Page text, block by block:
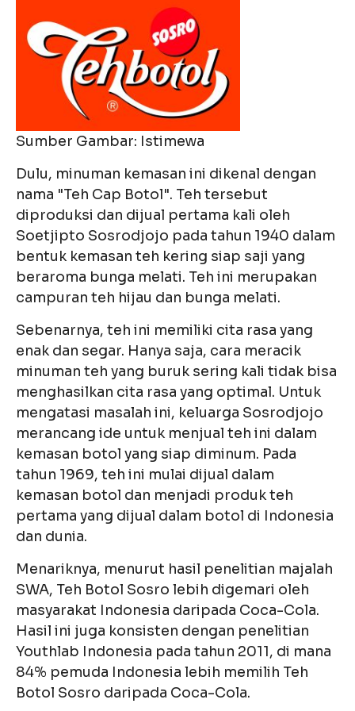
Sumber Gambar: Istimewa
Dulu, minuman kemasan ini dikenal dengan
nama "Teh Cap Botol". Teh tersebut
diproduksi dan dijual pertama kali oleh
Soetjipto Sosrodjojo pada tahun 1940 dalam
bentuk kemasan teh kering siap saji yang
beraroma bunga melati. Teh ini merupakan
campuran teh hijau dan bunga melati.
Sebenarnya, teh ini memiliki cita rasa yang
enak dan segar. Hanya saja, cara meracik
minuman teh yang buruk sering kali tidak bisa
menghasilkan cita rasa yang optimal. Untuk
mengatasi masalah ini, keluarga Sosrodjojo
merancang ide untuk menjual teh ini dalam
kemasan botol yang siap diminum. Pada
tahun 1969, teh ini mulai dijual dalam
kemasan botol dan menjadi produk teh
pertama yang dijual dalam botol di Indonesia
dan dunia.
Menariknya, menurut hasil penelitian majalah
SWA, Teh Botol Sosro lebih digemari oleh
masyarakat Indonesia daripada Coca-Cola.
Hasil ini juga konsisten dengan penelitian
Youthlab Indonesia pada tahun 2011, di mana
84% pemuda Indonesia lebih memilih Teh
Botol Sosro daripada Coca-Cola.